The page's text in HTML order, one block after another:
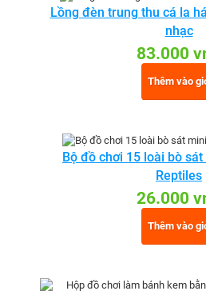
Lồng đèn trung thu cá la
nhạc
83.000
Thêm vào
Bộ đồ chơi 15 loài bò
Reptiles
26.000
Thêm vào